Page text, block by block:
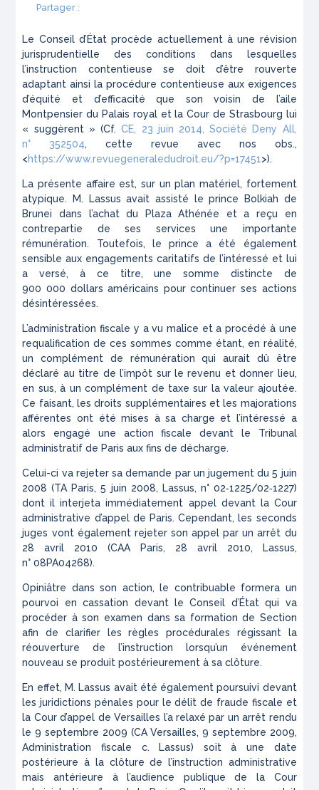
Partager :
Le Conseil d’État procède actuellement à une révision
jurisprudentielle des conditions dans lesquelles
l’instruction contentieuse se doit d’être rouverte
adaptant ainsi la procédure contentieuse aux exigences
d’équité et d’efficacité que son voisin de l’aile
Montpensier du Palais royal et la Cour de Strasbourg lui
« suggèrent » (Cf.CE, 23 juin 2014,Société Deny All,
n° 352504, cette revue avec nos obs.,
<https://www.revuegeneraledudroit.eu/?p=17451>).
La présente affaire est, sur un plan matériel, fortement
atypique. M. Lassus avait assisté le prince Bolkiah de
Brunei dans l’achat du Plaza Athénée et a reçu en
contrepartie de ses services une importante
rémunération. Toutefois, le prince a été également
sensible aux engagements caritatifs de l’intéressé et lui
a versé, à ce titre, une somme distincte de
900 000 dollars américains pour continuer ses actions
désintéressées.
L’administration fiscale y a vu malice et a procédé à une
requalification de ces sommes comme étant, en réalité,
un complément de rémunération qui aurait dû être
déclaré au titre de l’impôt sur le revenu et donner lieu,
en sus, à un complément de taxe sur la valeur ajoutée.
Ce faisant, les droits supplémentaires et les majorations
afférentes ont été mises à sa charge et l’intéressé a
alors engagé une action fiscale devant le Tribunal
administratif de Paris aux fins de décharge.
Celui-ci va rejeter sa demande par un jugement du 5 juin
2008 (TA Paris, 5 juin 2008, Lassus, n° 02‑1225/02‑1227)
dont il interjeta immédiatement appel devant la Cour
administrative d’appel de Paris. Cependant, les seconds
juges vont également rejeter son appel par un arrêt du
28 avril 2010 (CAA Paris, 28 avril 2010, Lassus,
n° 08PA04268).
Opiniâtre dans son action, le contribuable formera un
pourvoi en cassation devant le Conseil d’État qui va
procéder à son examen dans sa formation de Section
afin de clarifier les règles procédurales régissant la
réouverture de l’instruction lorsqu’un événement
nouveau se produit postérieurement à sa clôture.
En effet, M. Lassus avait été également poursuivi devant
les juridictions pénales pour le délit de fraude fiscale et
la Cour d’appel de Versailles l’a relaxé par un arrêt rendu
le 9 septembre 2009 (CA Versailles, 9 septembre 2009,
Administration fiscale c. Lassus) soit à une date
postérieure à la clôture de l’instruction administrative
mais antérieure à l’audience publique de la Cour